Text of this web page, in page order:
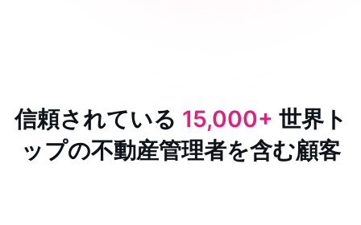
信頼されている 15,000+ 世界ト
ップの不動産管理者を含む顧客